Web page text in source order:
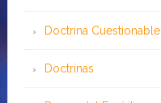
Doctrina Cuestionable
Doctrinas